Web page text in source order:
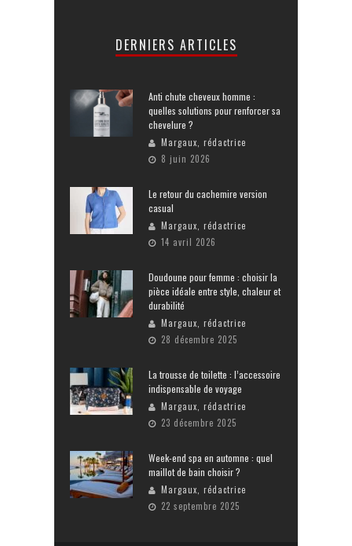
DERNIERS ARTICLES
Anti chute cheveux homme :
quelles solutions pour renforcer sa
chevelure ?
Margaux, rédactrice
8 juin 2026
Le retour du cachemire version
casual
Margaux, rédactrice
14 avril 2026
Doudoune pour femme : choisir la
pièce idéale entre style, chaleur et
durabilité
Margaux, rédactrice
28 décembre 2025
La trousse de toilette : l’accessoire
indispensable de voyage
Margaux, rédactrice
23 décembre 2025
Week-end spa en automne : quel
maillot de bain choisir ?
Margaux, rédactrice
22 septembre 2025